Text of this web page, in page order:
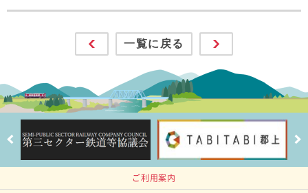
一覧に戻る
ご利用案内